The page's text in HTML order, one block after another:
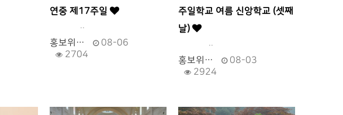
연중 제17주일
..
홍보위…
08-06
2704
주일학교 여름 신앙학교 (셋째
날)
..
홍보위…
08-03
2924